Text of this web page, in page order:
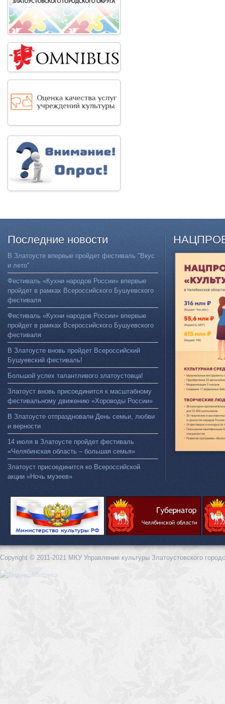
Последние новости
В Златоусте впервые пройдет фестиваль "Вкус
и лето"
Фестиваль «Кухни народов России» впервые
пройдет в рамках Всероссийского Бушуевского
фестиваля
Фестиваль «Кухни народов России» впервые
пройдет в рамках Всероссийского Бушуевского
фестиваля
В Златоусте вновь пройдет Всероссийский
Бушуевский фестиваль!
Большой успех талантливого златоустовца!
Златоуст вновь присоединится к масштабному
фестивальному движению «Хороводы России»
В Златоусте отпраздновали День семьи, любви
и верности
14 июля в Златоусте пройдет фестиваль
«Челябинская область – большая семья»
Златоуст присоединится ко Всероссийской
акции «Ночь музеев»
Copyright © 2011-2021 МКУ Управление культуры Златоустовского